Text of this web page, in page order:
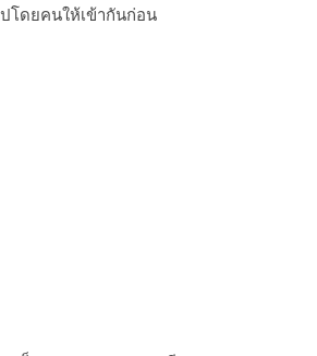
โดยคนให้เข้ากันก่อน